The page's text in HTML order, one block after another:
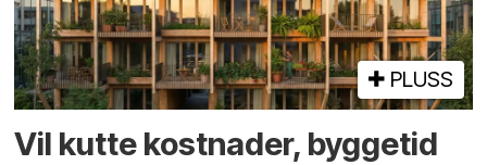
PLUSS
Vil kutte kostnader, byggetid